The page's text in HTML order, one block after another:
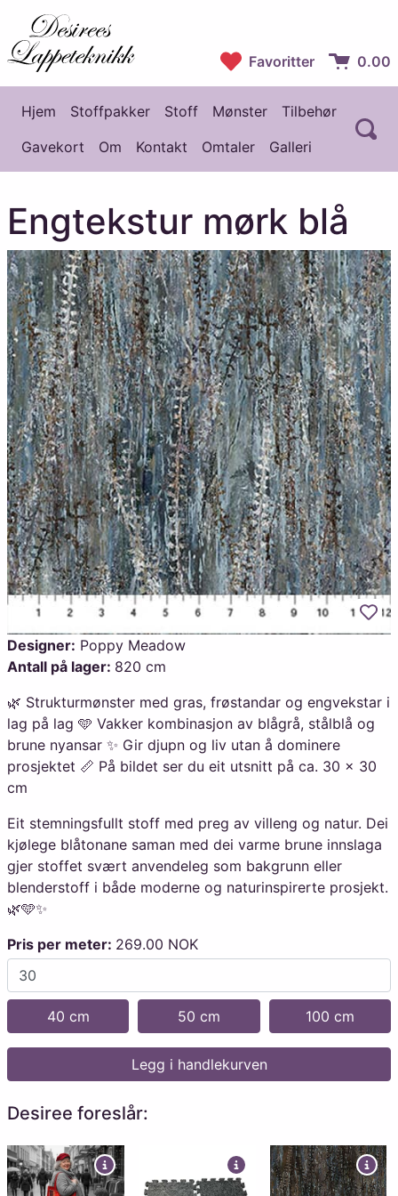
Desirees Lappeteknikk
Favoritter 0.00
Hovedmeny
Hjem Stoffpakker Stoff Mønster
Tilbehør
Gavekort
Om Kontakt Omtaler Galleri
Engtekstur mørk blå
Designer: Poppy Meadow
Antall på lager: 820 cm
🌿 Strukturmønster med gras, frøstandar og engvekstar i
lag på lag 🩵 Vakker kombinasjon av blågrå, stålblå og
brune nyansar ✨ Gir djupn og liv utan å dominere
prosjektet 📏 På bildet ser du eit utsnitt på ca. 30 × 30
cm
Eit stemningsfullt stoff med preg av villeng og natur. Dei
kjølege blåtonane saman med dei varme brune innslaga
gjer stoffet svært anvendeleg som bakgrunn eller
blenderstoff i både moderne og naturinspirerte prosjekt.
🌿🩵✨
Pris per meter: 269.00 NOK
40 cm 50 cm 100 cm
Legg i handlekurven
Desiree foreslår: